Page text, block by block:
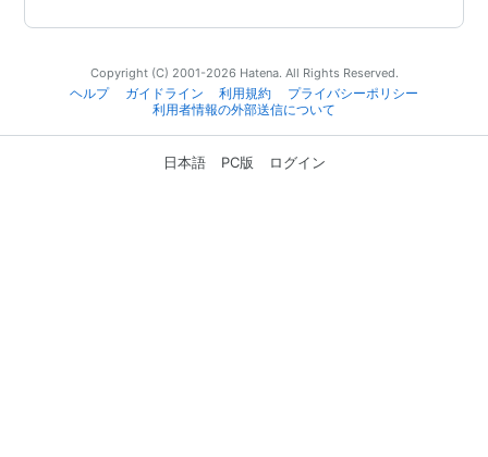
Copyright (C) 2001-2026 Hatena. All Rights Reserved.
ヘルプ
ガイドライン 利用規約
プライバシーポリシー
利用者情報の外部送信について
日本語 PC版 ログイン